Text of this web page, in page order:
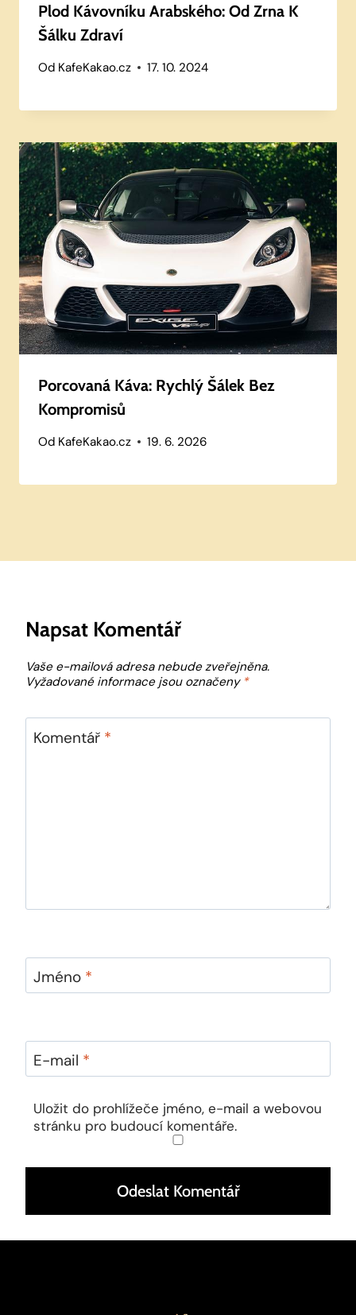
Plod Kávovníku Arabského: Od Zrna K
Šálku Zdraví
Od KafeKakao.cz 17. 10. 2024
Porcovaná Káva: Rychlý Šálek Bez
Kompromisů
Od KafeKakao.cz 19. 6. 2026
Napsat Komentář
Vaše e-mailová adresa nebude zveřejněna.
Vyžadované informace jsou označeny *
Komentář *
Jméno *
E-mail *
Uložit do prohlížeče jméno, e-mail a webovou
stránku pro budoucí komentáře.